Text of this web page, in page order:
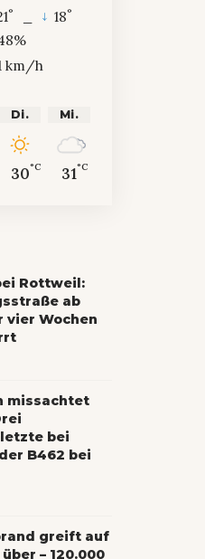
° 18°
km/h
Di.
30°C
Mi.
31°C
Rottweil:
ab
vier Wochen
missachtet
bei
B462 bei
greift auf
– 120.000